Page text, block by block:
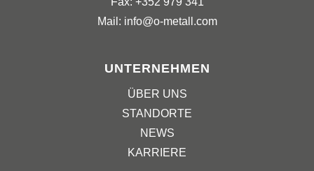
Mail: info@o-metall.com
UNTERNEHMEN
ÜBER UNS
STANDORTE
NEWS
KARRIERE